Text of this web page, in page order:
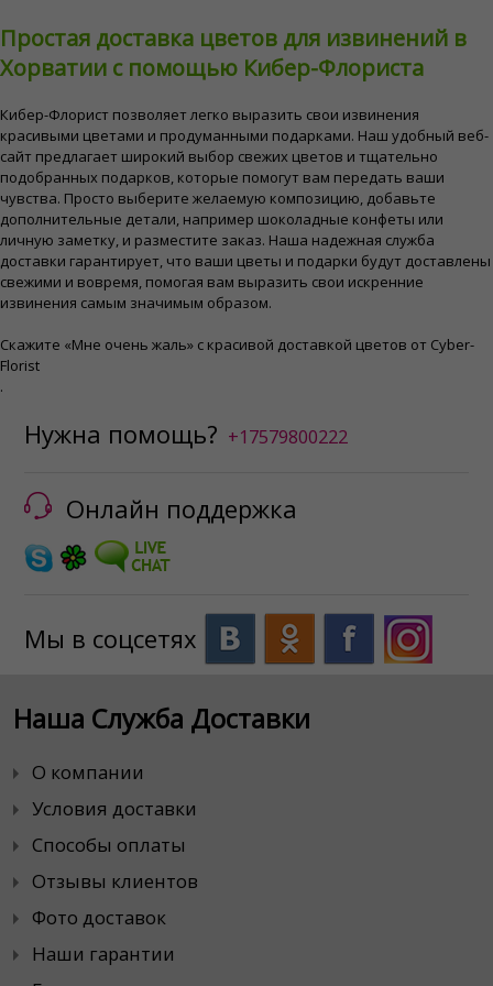
Простая доставка цветов для извинений в
Хорватии с помощью Кибер-Флориста
Кибер-Флорист позволяет легко выразить свои извинения
красивыми цветами и продуманными подарками. Наш удобный веб-
сайт предлагает широкий выбор свежих цветов и тщательно
подобранных подарков, которые помогут вам передать ваши
чувства. Просто выберите желаемую композицию, добавьте
дополнительные детали, например шоколадные конфеты или
личную заметку, и разместите заказ. Наша надежная служба
доставки гарантирует, что ваши цветы и подарки будут доставлены
свежими и вовремя, помогая вам выразить свои искренние
извинения самым значимым образом.
Скажите «Мне очень жаль» с красивой доставкой цветов от Cyber-
Florist
.
Нужна помощь? +17579800222
Онлайн поддержка
Мы в соцсетях
Наша Служба Доставки
О компании
Условия доставки
Способы оплаты
Отзывы клиентов
Фото доставок
Наши гарантии